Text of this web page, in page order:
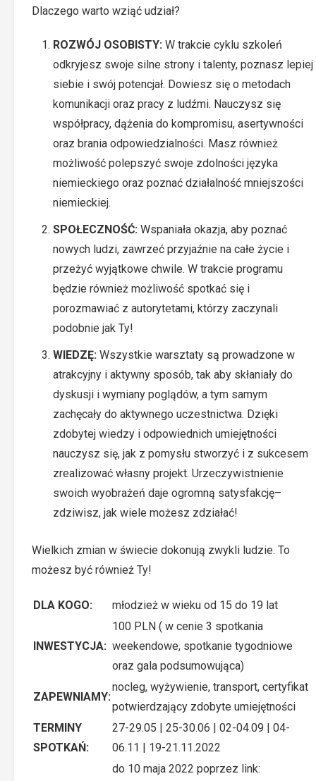
Dlaczego warto wziąć udział?
ROZWÓJ OSOBISTY: W trakcie cyklu szkoleń
odkryjesz swoje silne strony i talenty, poznasz lepiej
siebie i swój potencjał. Dowiesz się o metodach
komunikacji oraz pracy z ludźmi. Nauczysz się
współpracy, dążenia do kompromisu, asertywności
oraz brania odpowiedzialności. Masz również
możliwość polepszyć swoje zdolności języka
niemieckiego oraz poznać działalność mniejszości
niemieckiej.
SPOŁECZNOŚĆ: Wspaniała okazja, aby poznać
nowych ludzi, zawrzeć przyjaźnie na całe życie i
przeżyć wyjątkowe chwile. W trakcie programu
będzie również możliwość spotkać się i
porozmawiać z autorytetami, którzy zaczynali
podobnie jak Ty!
WIEDZĘ: Wszystkie warsztaty są prowadzone w
atrakcyjny i aktywny sposób, tak aby skłaniały do
dyskusji i wymiany poglądów, a tym samym
zachęcały do aktywnego uczestnictwa. Dzięki
zdobytej wiedzy i odpowiednich umiejętności
nauczysz się, jak z pomysłu stworzyć i z sukcesem
zrealizować własny projekt. Urzeczywistnienie
swoich wyobrażeń daje ogromną satysfakcję–
zdziwisz, jak wiele możesz zdziałać!
Wielkich zmian w świecie dokonują zwykli ludzie. To
możesz być również Ty!
DLA KOGO: młodzież w wieku od 15 do 19 lat
INWESTYCJA:
100 PLN ( w cenie 3 spotkania
weekendowe, spotkanie tygodniowe
oraz gala podsumowująca)
ZAPEWNIAMY:
nocleg, wyżywienie, transport, certyfikat
potwierdzający zdobyte umiejętności
TERMINY
SPOTKAŃ:
27-29.05 | 25-30.06 | 02-04.09 | 04-
06.11 | 19-21.11.2022
do 10 maja 2022 poprzez link: